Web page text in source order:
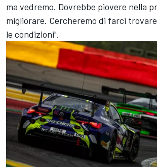
ma vedremo. Dovrebbe piovere nella
migliorare. Cercheremo di farci
le condizioni".